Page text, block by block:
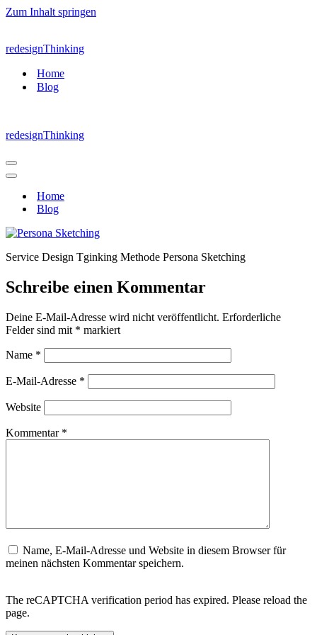
Zum Inhalt springen
redesignThinking
Home
Blog
redesignThinking
Navigations-
Menü
Navigations-
Home
Blog
Service Design Tginking Methode Persona Sketching
Schreibe einen Kommentar
Deine E-Mail-Adresse wird nicht veröffentlicht. Erforderliche
Felder sind mit * markiert
Name *
E-Mail-Adresse *
Website
Kommentar *
Name, E-Mail-Adresse und Website in diesem Browser für
meinen nächsten Kommentar speichern.
The reCAPTCHA verification period has expired. Please reload the
page.